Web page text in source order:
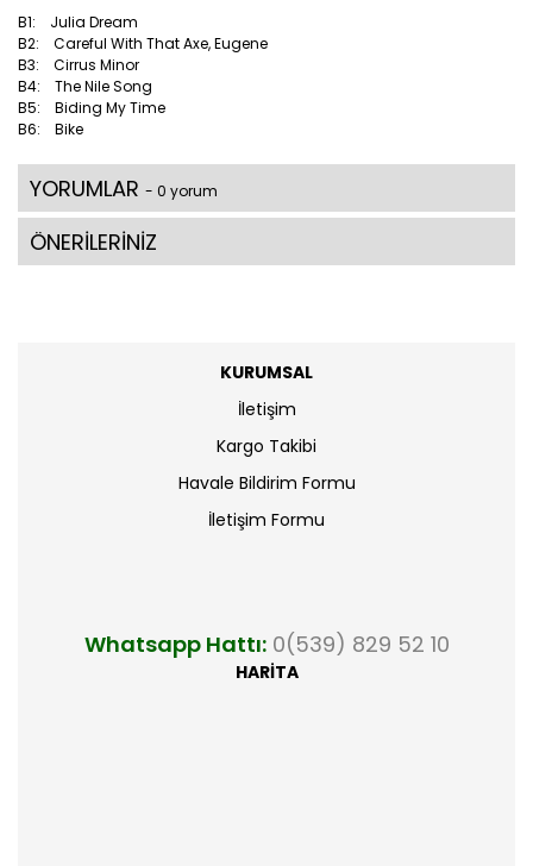
B1: Julia Dream
B2: Careful With That Axe, Eugene
B3: Cirrus Minor
B4: The Nile Song
B5: Biding My Time
B6: Bike
YORUMLAR - 0 yorum
ÖNERİLERİNİZ
KURUMSAL
İletişim
Kargo Takibi
Havale Bildirim Formu
İletişim Formu
Whatsapp Hattı: 0(539) 829 52 10
HARİTA